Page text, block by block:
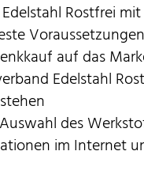
Rostfrei
auf das
Edelstahl
des
im Internet